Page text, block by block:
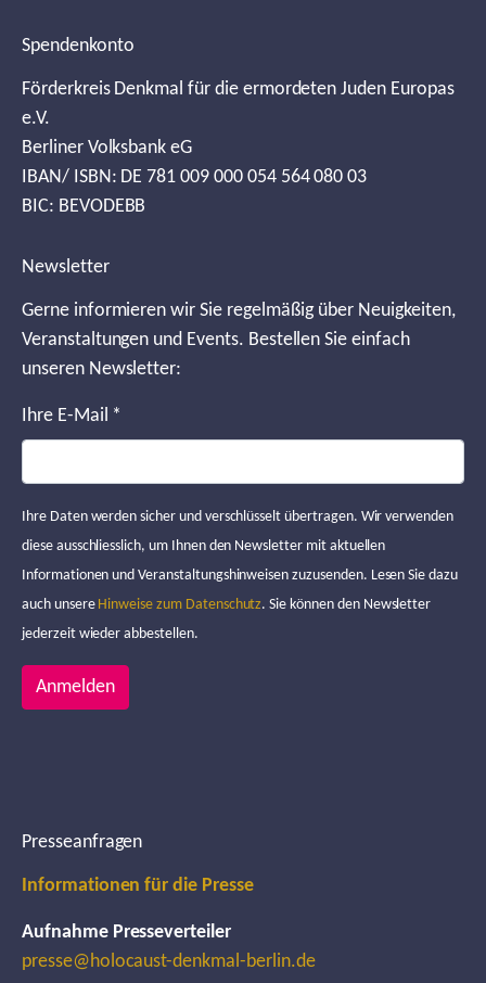
Spendenkonto
Förderkreis Denkmal für die ermordeten Juden Europas
e.V.
Berliner Volksbank eG
IBAN/ ISBN: DE 781 009 000 054 564 080 03
BIC: BEVODEBB
Newsletter
Gerne informieren wir Sie regelmäßig über Neuigkeiten,
Veranstaltungen und Events. Bestellen Sie einfach
unseren Newsletter:
Ihre E-Mail *
Ihre Daten werden sicher und verschlüsselt übertragen. Wir verwenden
diese ausschliesslich, um Ihnen den Newsletter mit aktuellen
Informationen und Veranstaltungshinweisen zuzusenden. Lesen Sie dazu
auch unsere Hinweise zum Datenschutz. Sie können den Newsletter
jederzeit wieder abbestellen.
Anmelden
Presseanfragen
Informationen für die Presse
Aufnahme Presseverteiler
presse@holocaust-denkmal-berlin.de